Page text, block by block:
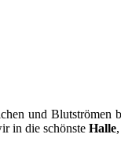
und
in die schönste Halle